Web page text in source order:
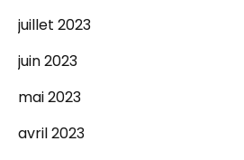
juillet 2023
juin 2023
mai 2023
avril 2023